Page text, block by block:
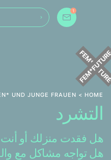
1
HOME
>
UND JUNGE FRAUEN*
التشرد
هل فقدت منزلك أو
هل تواجه مشاكل مع